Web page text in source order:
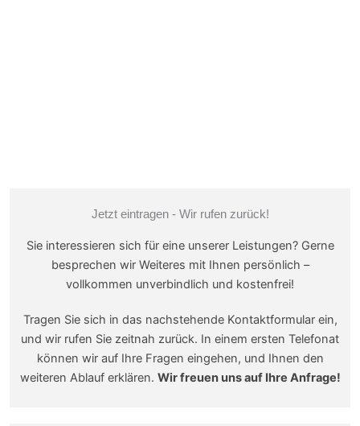
Jetzt eintragen - Wir rufen zurück!
Sie interessieren sich für eine unserer Leistungen? Gerne
besprechen wir Weiteres mit Ihnen persönlich –
vollkommen unverbindlich und kostenfrei!
Tragen Sie sich in das nachstehende Kontaktformular ein,
und wir rufen Sie zeitnah zurück. In einem ersten Telefonat
können wir auf Ihre Fragen eingehen, und Ihnen den
weiteren Ablauf erklären. Wir freuen uns auf Ihre Anfrage!